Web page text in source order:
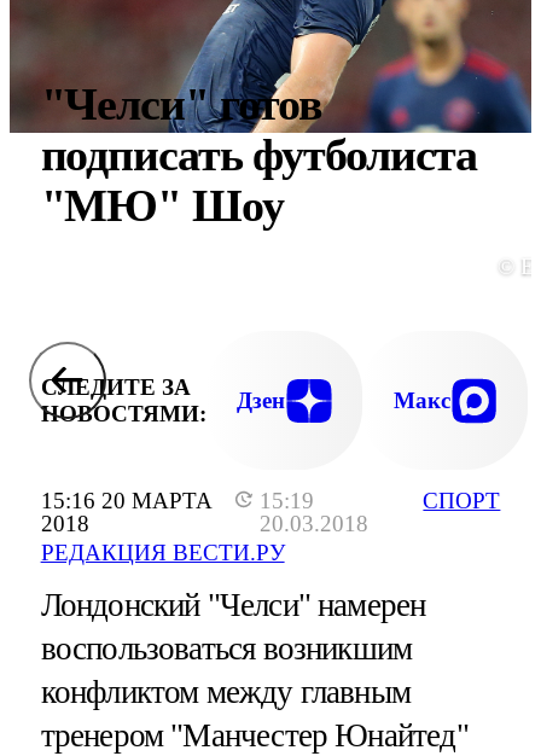
15:16 20 МАРТА
2018
15:19
20.03.2018
РЕДАКЦИЯ ВЕСТИ.РУ
СПОРТ
"Челси" готов
подписать футболиста
"МЮ" Шоу
©
СЛЕДИТЕ ЗА
НОВОСТЯМИ:
Дзен Макс
Лондонский "Челси" намерен
воспользоваться возникшим
конфликтом между главным
тренером "Манчестер Юнайтед"